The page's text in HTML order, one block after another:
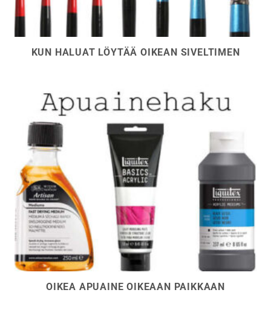
KUN HALUAT LÖYTÄÄ OIKEAN SIVELTIMEN
OIKEA APUAINE OIKEAAN PAIKKAAN